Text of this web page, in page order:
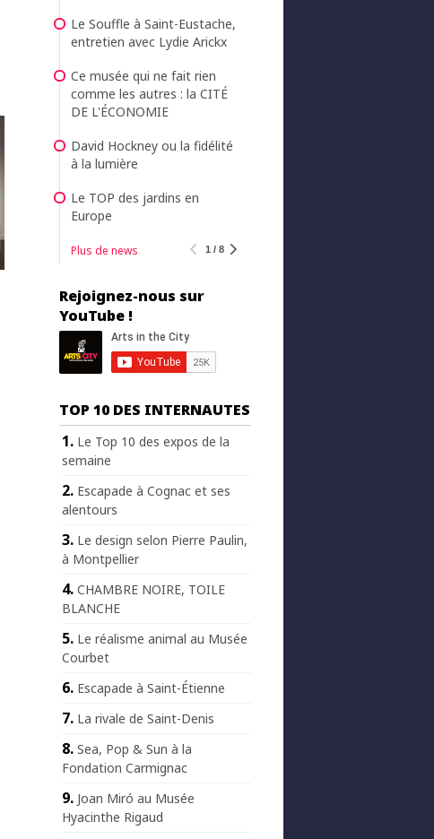
Le Souffle à Saint-Eustache,
entretien avec Lydie Arickx
Ce musée qui ne fait rien
comme les autres : la CITÉ
DE L'ÉCONOMIE
David Hockney ou la fidélité
à la lumière
Le TOP des jardins en
Europe
Plus de news 1 / 8
Rejoignez-nous sur
YouTube !
TOP 10 DES INTERNAUTES
Le Top 10 des expos de la
semaine
Escapade à Cognac et ses
alentours
Le design selon Pierre Paulin,
à Montpellier
CHAMBRE NOIRE, TOILE
BLANCHE
Le réalisme animal au Musée
Courbet
Escapade à Saint-Étienne
La rivale de Saint-Denis
Sea, Pop & Sun à la
Fondation Carmignac
Joan Miró au Musée
Hyacinthe Rigaud